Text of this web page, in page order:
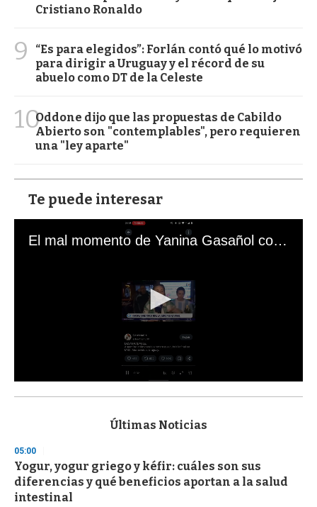
Cristiano Ronaldo
9
“Es para elegidos”: Forlán contó qué lo motivó
para dirigir a Uruguay y el récord de su
abuelo como DT de la Celeste
10Oddone dijo que las propuestas de Cabildo
Abierto son "contemplables", pero requieren
una "ley aparte"
Te puede interesar
El mal momento de Yanina Gasañol con un hincha argentino en "Subrayado"
s
d
s
o
f
3
Últimas Noticias
05:00
Yogur, yogur griego y kéfir: cuáles son sus
diferencias y qué beneficios aportan a la salud
intestinal